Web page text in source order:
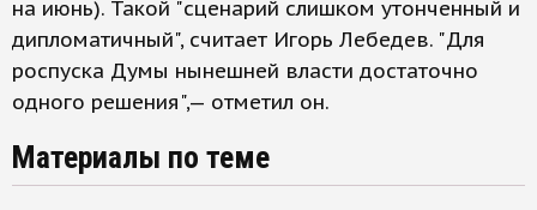
на июнь). Такой "сценарий слишком утонченный и
дипломатичный", считает Игорь Лебедев. "Для
роспуска Думы нынешней власти достаточно
одного решения",— отметил он.
Материалы по теме